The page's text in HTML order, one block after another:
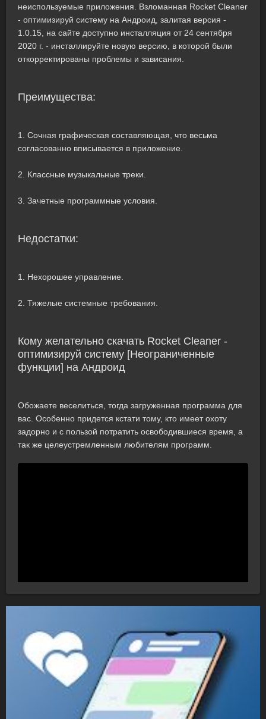
неиспользуемые приложения. Взломанная Rocket Cleaner
- оптимизируй систему на Андроид, залитая версия -
1.0.15, на сайте доступно инсталляция от 24 сентября
2020 г. - инсталлируйте новую версию, в которой были
откорректированы проблемы и зависания.
Преимущества:
1. Сочная графическая составляющая, что весьма
согласованно вписывается в приложение.
2. Классные музыкальные треки.
3. Зачетные программные условия.
Недостатки:
1. Нехорошее управление.
2. Тяжелые системные требования.
Кому желательно скачать Rocket Cleaner -
оптимизируй систему [Неограниченные
функции] на Андроид
Обожаете веселиться, тогда загруженная программа для
вас. Особенно придется кстати тому, кто имеет охоту
задорно и с пользой потратить освободившиеся время, а
так же целеустремленным любителям программ.